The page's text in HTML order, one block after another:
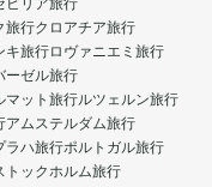
ビリア旅行
旅行クロアチア旅行
キ旅行ロヴァニエミ旅行
ーゼル旅行
マット旅行ルツェルン旅行
アムステルダム旅行
ラハ旅行ポルトガル旅行
トックホルム旅行